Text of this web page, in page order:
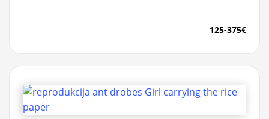
125-375€